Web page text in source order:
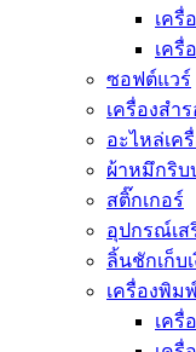
เครื่
เครื่
ซอฟต์แวร์
เครื่องสำ
อะไหล่เค
ผ้าหมึกริบ
สติ๊กเกอร์
อุปกรณ์เส
ลิ้นชักเก็บ
เครื่องพิม
เครื่